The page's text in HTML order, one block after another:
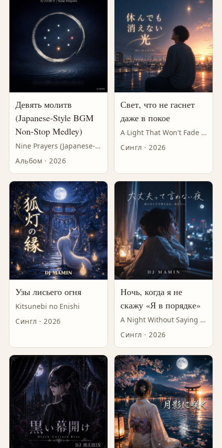
Девять молитв
(Japanese-Style BGM
Non-Stop Medley)
Nine Prayers (Japanese-Style BGM Non-Stop Medley)
Альбом · 2026
Свет, что не гаснет
даже в покое
A Light That Won't Fade Even When You Rest
Сингл · 2026
Узы лисьего огня
Kitsunebi no Enishi
Сингл · 2026
Ночь, когда я не
скажу «Я в порядке»
A Night Without Saying "I'm Okay"
Сингл · 2026